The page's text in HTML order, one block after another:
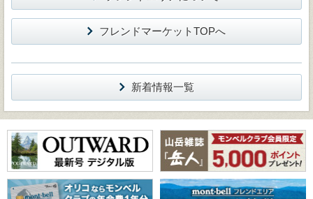
フレンドマーケットTOPへ
新着情報一覧